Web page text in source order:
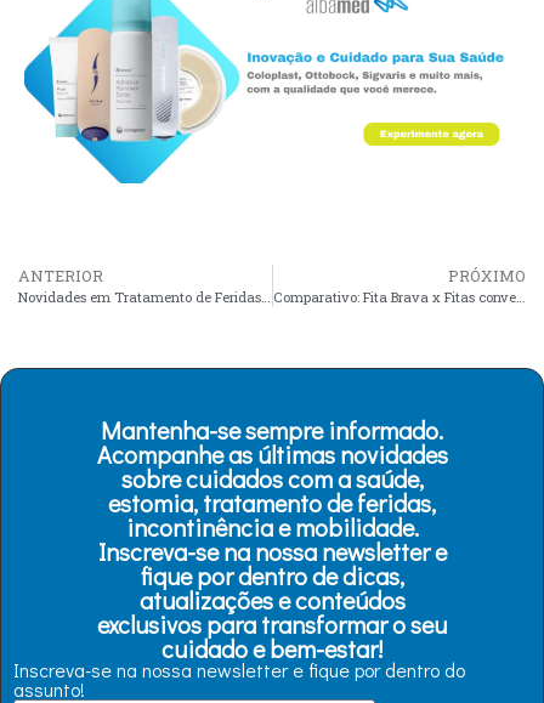
ANTERIOR PRÓXIMO
Comparativo: Fita Brava x Fitas convencionais
Mantenha-se sempre informado.
Acompanhe as últimas novidades
sobre cuidados com a saúde,
estomia, tratamento de feridas,
incontinência e mobilidade.
Inscreva-se na nossa newsletter e
fique por dentro de dicas,
atualizações e conteúdos
exclusivos para transformar o seu
cuidado e bem-estar!
Inscreva-se na nossa newsletter e fique por dentro do
assunto!